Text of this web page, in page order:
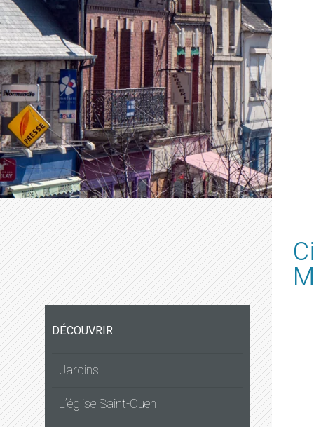
DÉCOUVRIR
Jardins
L’église Saint-Ouen